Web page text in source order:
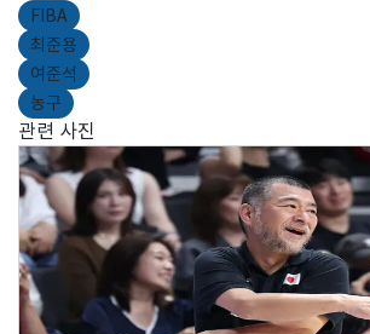
FIBA
최준용
여준석
농구
관련 사진